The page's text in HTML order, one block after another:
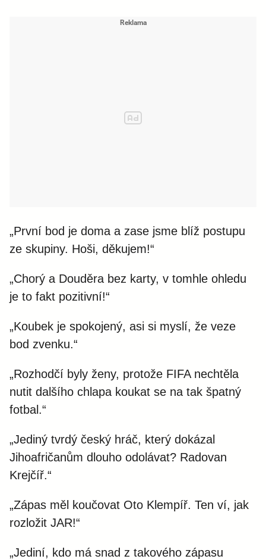
„První bod je doma a zase jsme blíž postupu
ze skupiny. Hoši, děkujem!“
„Chorý a Douděra bez karty, v tomhle ohledu
je to fakt pozitivní!“
„Koubek je spokojený, asi si myslí, že veze
bod zvenku.“
„Rozhodčí byly ženy, protože FIFA nechtěla
nutit dalšího chlapa koukat se na tak špatný
fotbal.“
„Jediný tvrdý český hráč, který dokázal
Jihoafričanům dlouho odolávat? Radovan
Krejčíř.“
„Zápas měl koučovat Oto Klempíř. Ten ví, jak
rozložit JAR!“
„Jediní, kdo má snad z takového zápasu